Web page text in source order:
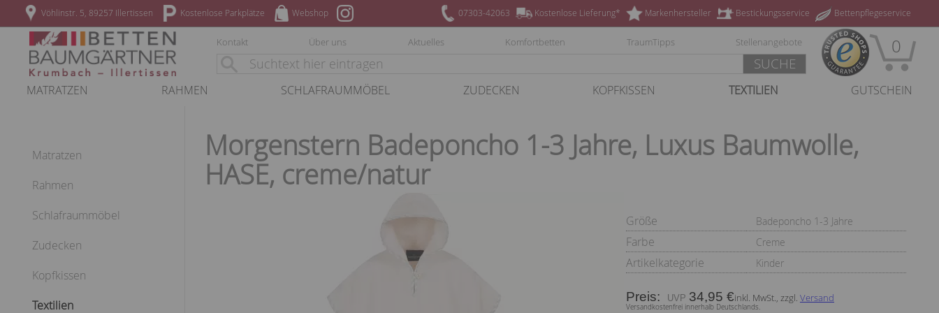
Vöhlinstr. 5, 89257 Illertissen Kostenlose Parkplätze Webshop Bettenpflegeservice
Bestickungsservice
Markenhersteller
Kostenlose Lieferung*
07303-42063
Kontakt Über uns Aktuelles Komfortbetten TraumTipps Stellenangebote
SUCHE
0
MATRATZEN RAHMEN SCHLAFRAUMMÖBEL ZUDECKEN KOPFKISSEN TEXTILIEN GUTSCHEIN
Matratzen
Rahmen
Schlafraummöbel
Zudecken
Kopfkissen
Textilien
Morgenstern Badeponcho 1-3 Jahre, Luxus Baumwolle,
HASE, creme/natur
Größe Badeponcho 1-3 Jahre
Farbe Creme
Artikelkategorie Kinder
Preis: 34,95 €inkl. MwSt., zzgl. Versand
Versandkostenfrei innerhalb Deutschlands.